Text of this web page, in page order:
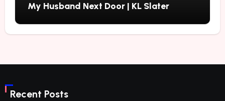
My Husband Next Door | KL Slater
Recent Posts